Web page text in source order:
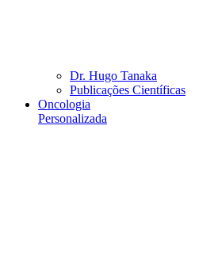
Dr. Hugo Tanaka
Publicações Científicas
Oncologia
Personalizada